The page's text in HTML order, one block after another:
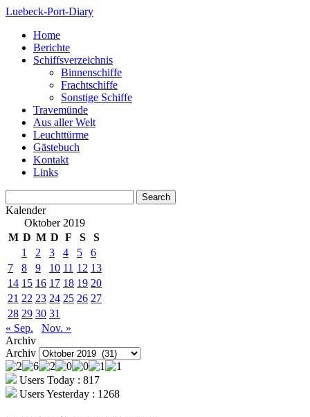
Luebeck-Port-Diary
Home
Berichte
Schiffsverzeichnis
Binnenschiffe
Frachtschiffe
Sonstige Schiffe
Travemünde
Aus aller Welt
Leuchttürme
Gästebuch
Kontakt
Links
Kalender
Oktober 2019
M D M D F S
S
1
2 3 4 5
6
7
8 9 10 11 12 13
14 15 16 17 18 19 20
21 22 23 24 25 26 27
28 29 30 31
« Sep.
Nov. »
Archiv
Archiv
Users Today : 817
Users Yesterday : 1268